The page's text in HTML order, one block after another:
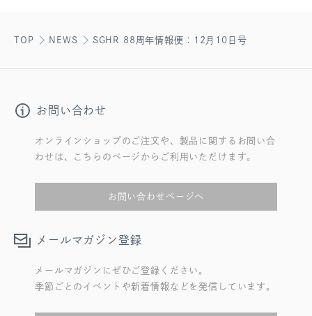
TOP NEWS SGHR 88周年情報便：12月10日号
お問い合わせ
オンラインショップのご注文や、製品に関するお問い合
わせは、こちらのページからご利用いただけます。
お問い合わせページへ
メールマガジン登録
メールマガジンにぜひご登録ください。
季節ごとのイベントや新着情報などを発信しています。